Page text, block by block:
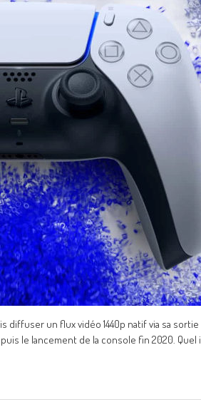
diffuser un flux vidéo 1440p natif via sa sortie
le lancement de la console fin 2020. Quel